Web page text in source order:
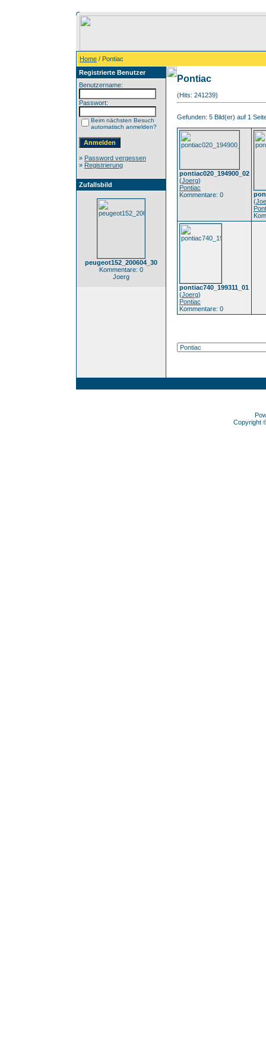
Home / Pontiac
Registrierte Benutzer
Benutzername:
Passwort:
Beim nächsten Besuch
automatisch anmelden?
» Password vergessen
» Registrierung
Zufallsbild
peugeot152_200604_30
Kommentare: 0
Joerg
Pontiac
(Hits: 241239)
Gefunden: 5 Bild(er) auf 1
pontiac020_194900_02
(Joerg)
Pontiac
Kommentare: 0
(
pontiac740_199311_01
(Joerg)
Pontiac
Kommentare: 0
Copyright